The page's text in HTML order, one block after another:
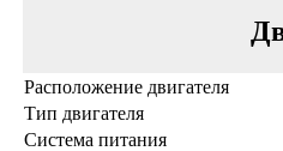
Расположение двигателя
Тип двигателя
Система питания